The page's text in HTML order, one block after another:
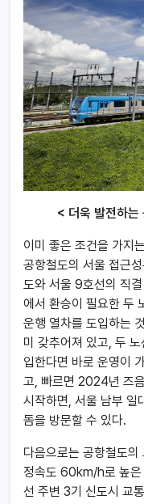
< 더욱 발전하
이미 좋은 조건을 가지
공항철도의 서울 접근
도와 서울 9호선의 직
에서 환승이 필요한 두
운행 열차를 도입하는
미 갖추어져 있고, 두
입한다면 바로 운영이
고, 빠르면 2024년 즈
시작하면, 서울 남부 일
돔을 방문할 수 있다.
다음으로는 공항철도
정속도 60km/h로 높은
선 주변 3기 신도시 교